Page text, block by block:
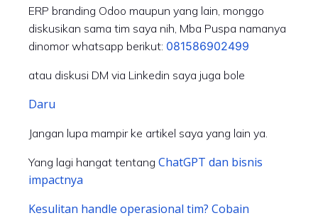
ERP branding Odoo maupun yang lain, monggo
diskusikan sama tim saya nih, Mba Puspa namanya
dinomor whatsapp berikut: 081586902499
atau diskusi DM via Linkedin saya juga bole
Daru
Jangan lupa mampir ke artikel saya yang lain ya.
Yang lagi hangat tentang ChatGPT dan bisnis
impactnya
Kesulitan handle operasional tim? Cobain